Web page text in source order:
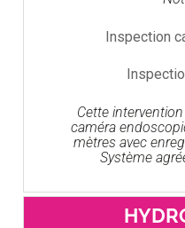
Inspection
Cette
caméra
mètres avec
Système